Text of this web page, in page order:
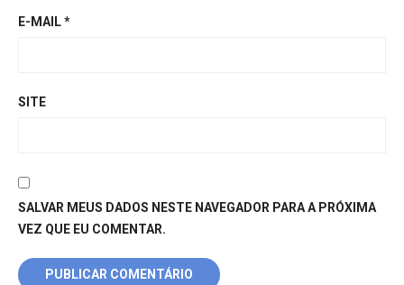
E-MAIL*
SITE
SALVAR MEUS DADOS NESTE NAVEGADOR PARA A PRÓXIMA
VEZ QUE EU COMENTAR.